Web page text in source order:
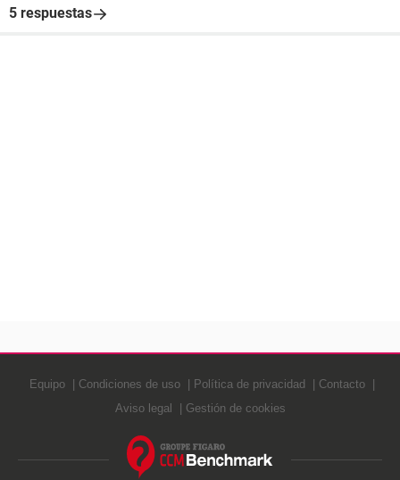
5 respuestas
Equipo Condiciones de uso Política de privacidad
Contacto
Aviso legal
Gestión de cookies